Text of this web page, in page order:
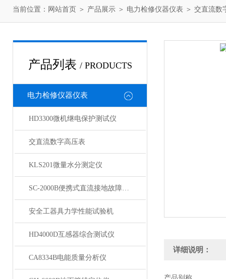
当前位置： 网站首页 ＞ 产品展示 ＞ 电力检修仪器仪表 ＞ 交直流数
产品列表 / PRODUCTS
电力检修仪器仪表
HD3300微机继电保护测试仪
交直流数字高压表
KLS201微量水分测定仪
SC-2000B便携式直流接地故障检测仪
安全工器具力学性能试验机
HD4000D互感器综合测试仪
CA8334B电能质量分析仪
详细说明：